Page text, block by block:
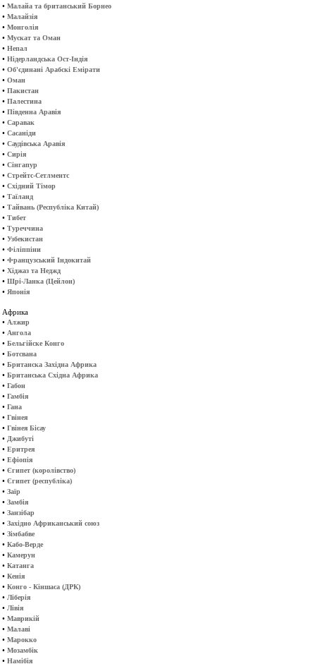
• Малайа та британський Борнео
• Малайзія
• Монголія
• Мускат та Оман
• Непал
• Нідерландська Ост-Індія
• Об'єдинані Арабскі Емірати
• Оман
• Пакистан
• Палестина
• Південна Аравія
• Саравак
• Сасаніди
• Саудівська Аравія
• Сирія
• Сінгапур
• Стрейтс-Сетлментс
• Східний Тімор
• Таїланд
• Тайвань (Республіка Китай)
• Тибет
• Туреччина
• Узбекистан
• Філіппіни
• Французський Індокитай
• Хіджаз та Неджд
• Шрі-Ланка (Цейлон)
• Японія
Африка
• Алжир
• Ангола
• Бельгійске Конго
• Ботсвана
• Британска Західна Африка
• Британська Східна Африка
• Габон
• Гамбія
• Гана
• Гвінея
• Гвінея Бісау
• Джибуті
• Еритрея
• Ефіопія
• Єгипет (королівство)
• Єгипет (республіка)
• Заїр
• Замбія
• Занзібар
• Західно Африканський союз
• Зімбабве
• Кабо-Верде
• Камерун
• Катанга
• Кенія
• Конго - Кіншаса (ДРК)
• Ліберія
• Лівія
• Маврикій
• Малаві
• Марокко
• Мозамбік
• Намібія